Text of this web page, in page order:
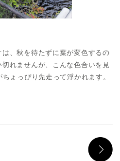
、秋を待たずに葉が変色するの
れませんが、こんな色合いを見
ょっぴり先走って浮かれます。